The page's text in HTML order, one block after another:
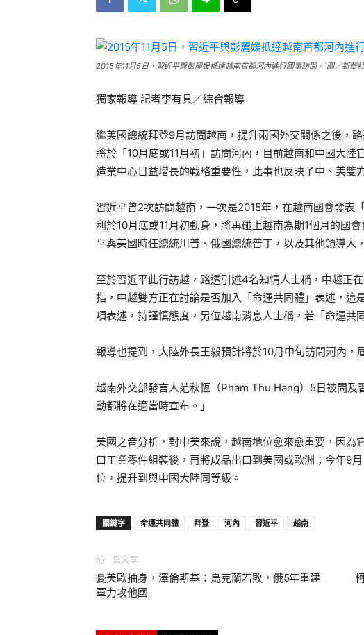
2015年11月5日，習近平與彭麗媛抵達越南首都河內進行國事訪問。˙圖／新華社
獨家報導 記者李有具／綜合報導
繼美國總統拜登9月訪問越南，提升兩國外交關係之後，
將於「10月底或11月初」訪問河內，目前越南和中國大
造業中心日益增長的戰略重要性，此事也反映了中、美雙
習近平曾2次訪問越南，一次是2015年，在越南國會發表
利於10月底或11月初動身，將再碰上越南為期1個月的國
平與美國時任總統川普、俄國總統普丁，以及其他領導人
至於習近平此行訪越，路透引述4名知情人士稱，中越正
指，中越雙方正在討論是否加入「命運共同體」表述，這
項表述，持謹慎態度，另位越南消息人士稱，若「命運共
報導也提到，大陸外長王毅預計將於10月中旬訪問河內，
越南外交部發言人范秋恆（Pham Thu Hang）5日被問及
動都將在適當時宣布。」
美國之音分析，對中美來說，越南地位愈來愈重要，因為
口工業零件組裝後，再將成品出口到美國或歐洲；今年9
位，提升到與中國大陸同等級。
關鍵字 命運共同體 拜登 河內 習近平 越南
前一篇文章
憂美歐抽身，澤倫斯基：烏克蘭若敗，俄5年重建
軍力攻他國